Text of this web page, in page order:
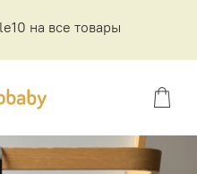
на все товары